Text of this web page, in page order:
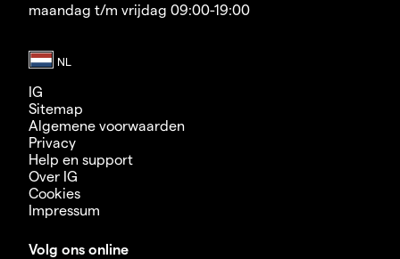
maandag t/m vrijdag 09:00-19:00
IG
Sitemap
Algemene voorwaarden
Privacy
Help en support
Over IG
Cookies
Impressum
Volg ons online